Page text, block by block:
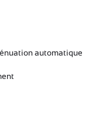
automatique